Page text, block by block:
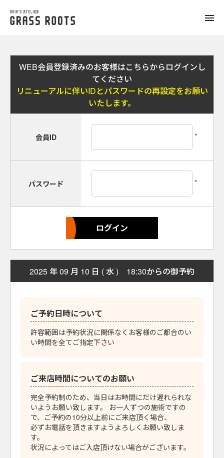
toggle
WEB会員登録済みのお客様はこちらからログインし
てください
リニューアルに伴いIDとパスワードの再設定をお願い
いたします。
会員ID *
パスワード *
2025 年 09 月 10 日 ( 水 ) 18:30からの御予約
ご予約日時について
許容範囲は予約状況に関係なくお客様のご都合のい
い時間を全てご指定下さい
ご来店時間についてのお願い
完全予約制のため、当日はお時間にだけ遅れられな
いようお願い致します。 お一人ずつの施術ですの
で、ご予約の10分以上前にご来店頂く場合、
必ずお電話を頂きますようよろしくお願い致しま
す。
状況によってはご入店頂けない場合がございます。